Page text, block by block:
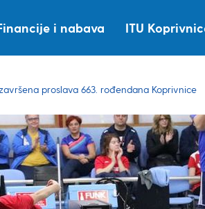
i nabava ITU
proslava 663. rođendana Koprivnice